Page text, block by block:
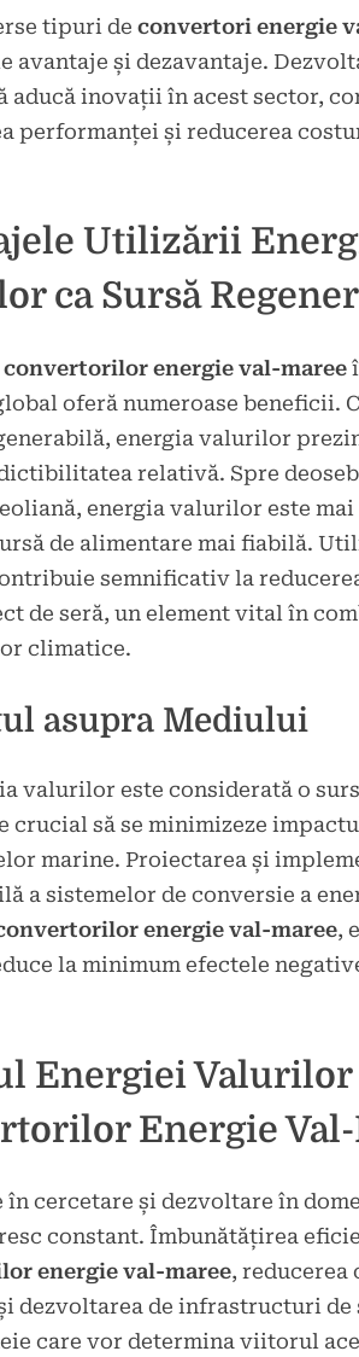
tipuri de convertori energie
avantaje și dezavantaje.
aducă inovații în acest sector,
performanței și reducerea
Utilizării
ca Sursă
convertorilor energie val-maree
oferă numeroase beneficii.
energia valurilor
relativă. Spre
energia valurilor este
de alimentare mai fiabilă.
semnificativ la
de seră, un element vital în
climatice.
asupra Mediului
valurilor este considerată o
crucial să se minimizeze
marine. Proiectarea și
a sistemelor de conversie a
energie val-maree,
la minimum efectele
Energiei Valurilor
Energie
cercetare și dezvoltare în
constant. Îmbunătățirea
energie val-maree, reducerea
dezvoltarea de infrastructuri de
care vor determina viitorul